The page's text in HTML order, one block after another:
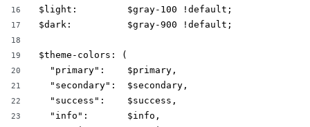
16
17
18
19
20
21
22
23
$light:         $gray-100 !default;
$dark:          $gray-900 !default;
$theme-colors: (
  "primary":    $primary,
  "secondary":  $secondary,
  "success":    $success,
  "info":       $info,